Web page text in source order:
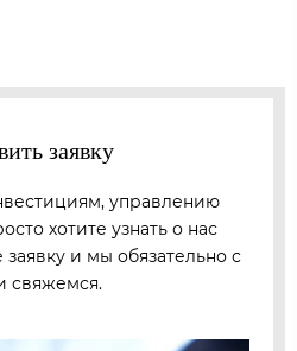
заявку
управлению
хотите узнать о нас
заявку и мы обязательно с
свяжемся.